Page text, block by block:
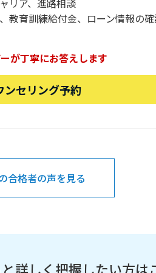
リア、進路相談
教育訓練給付金、ローン情報の
が丁寧にお答えします
ンセリング予約
合格者の声を見る
詳しく把握したい方は